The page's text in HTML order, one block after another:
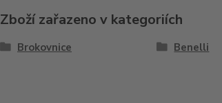
Zboží zařazeno v kategoriích
Brokovnice Benelli